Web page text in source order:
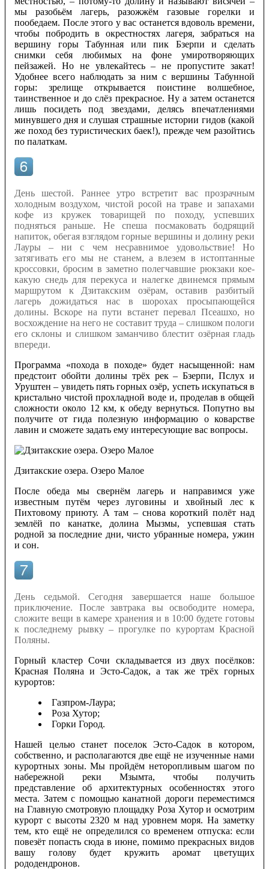
мы разобьём лагерь, разожжём газовые горелки и
пообедаем. После этого у вас останется вдоволь времени,
чтобы побродить в окрестностях лагеря, забраться на
вершину горы Табунная или пик Бзерпи и сделать
снимки себя любимых на фоне умиротворяющих
пейзажей. Но не увлекайтесь – не пропустите закат!
Удобнее всего наблюдать за ним с вершины Табунной
горы: зрелище открывается поистине волшебное,
таинственное и до слёз прекрасное. Ну а затем останется
лишь посидеть под звездами, делясь впечатлениями
минувшего дня и слушая страшные истории гидов (какой
же поход без туристических баек!), прежде чем разойтись
по палаткам.
День шестой. Раннее утро встретит вас прозрачным
холодным воздухом, чистой росой на траве и запахами
кофе из кружек товарищей по походу, успевших
подняться раньше. Не спеша посмаковать бодрящий
напиток, обегая взглядом горные вершины и долину реки
Лауры – ни с чем несравнимое удовольствие! Но
затягивать его мы не станем, а влезем в истоптанные
кроссовки, бросим в заметно полегчавшие рюкзаки кое-
какую снедь для перекуса и налегке двинемся прямым
маршрутом к Дзитакским озёрам, оставив разбитый
лагерь дожидаться нас в шорохах просыпающейся
долины. Вскоре на пути встанет перевал Псеашхо, но
восхождение на него не составит труда – слишком пологи
его склоны и слишком заманчиво блестит озёрная гладь
впереди.
Программа «похода в походе» будет насыщенной: нам
предстоит обойти долины трёх рек – Бзерпи, Пслух и
Уруштен – увидеть пять горных озёр, успеть искупаться в
кристально чистой прохладной воде и, проделав в общей
сложности около 12 км, к обеду вернуться. Попутно вы
получите от гида полезную информацию о коварстве
лавин и сможете задать ему интересующие вас вопросы.
Дзитакские озера. Озеро Малое
После обеда мы свернём лагерь и направимся уже
известным путём через луговины и хвойный лес к
Пихтовому приюту. А там – снова короткий полёт над
землёй по канатке, долина Мызмы, успевшая стать
родной за последние дни, чисто убранные номера, ужин
и сон.
День седьмой. Сегодня завершается наше большое
приключение. После завтрака вы освободите номера,
сложите вещи в камере хранения и в 10:00 будете готовы
к последнему рывку – прогулке по курортам Красной
Поляны.
Горный кластер Сочи складывается из двух посёлков:
Красная Поляна и Эсто-Садок, а так же трёх горных
курортов:
Газпром-Лаура;
Роза Хутор;
Горки Город.
Нашей целью станет поселок Эсто-Садок в котором,
собственно, и располагаются две ещё не изученные нами
курортных зоны. Мы пройдём неторопливым шагом по
набережной реки Мзымта, чтобы получить
представление об архитектурных особенностях этого
места. Затем с помощью канатной дороги переместимся
на Главную смотровую площадку Роза Хутор и осмотрим
курорт с высоты 2320 м над уровнем моря. На заметку
тем, кто ещё не определился со временем отпуска: если
повезёт попасть сюда в июне, помимо прекрасных видов
вашу голову будет кружить аромат цветущих
рододендронов.